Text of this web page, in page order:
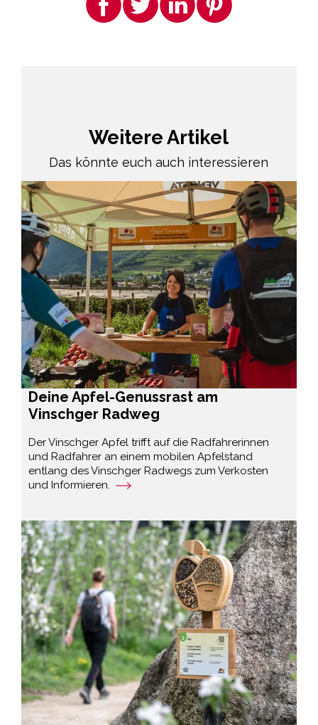
Weitere Artikel
Das könnte euch auch interessieren
Deine Apfel-Genussrast am
Vinschger Radweg
Der Vinschger Apfel trifft auf die Radfahrerinnen
und Radfahrer an einem mobilen Apfelstand
entlang des Vinschger Radwegs zum Verkosten
und Informieren.